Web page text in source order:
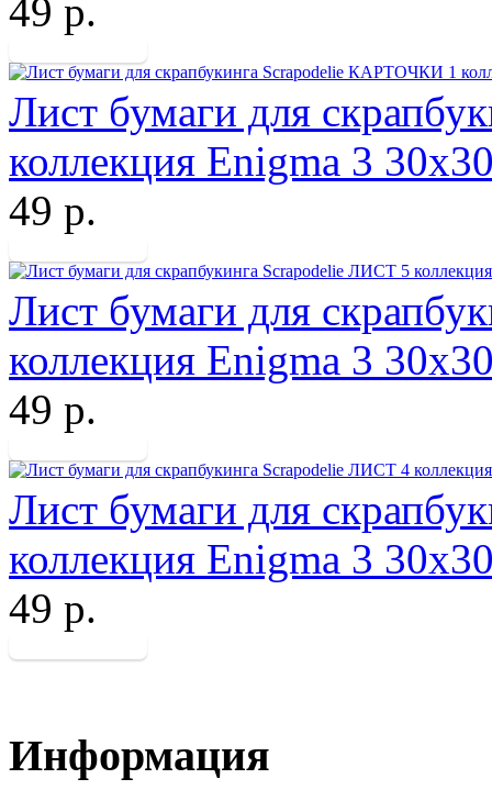
49 р.
Лист бумаги для
коллекция Enigma 3
49 р.
Лист бумаги для
коллекция Enigma 3
49 р.
Лист бумаги для
коллекция Enigma 3
49 р.
Информация